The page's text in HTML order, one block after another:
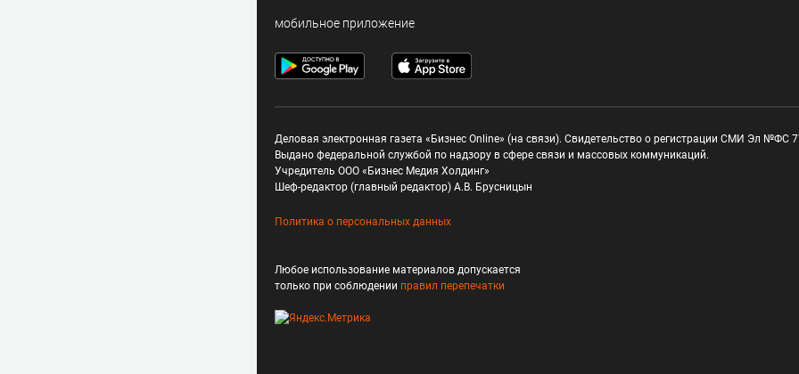
мобильное приложение
Деловая электронная газета «Бизнес Online» (на связи). Свидетельство о регистрации СМИ Эл №ФС
Выдано федеральной службой по надзору в сфере связи и массовых коммуникаций.
Учредитель ООО «Бизнес Медия Холдинг»
Шеф-редактор (главный редактор) А.В. Брусницын
Политика о персональных данных
Любое использование материалов допускается
только при соблюдении правил перепечатки